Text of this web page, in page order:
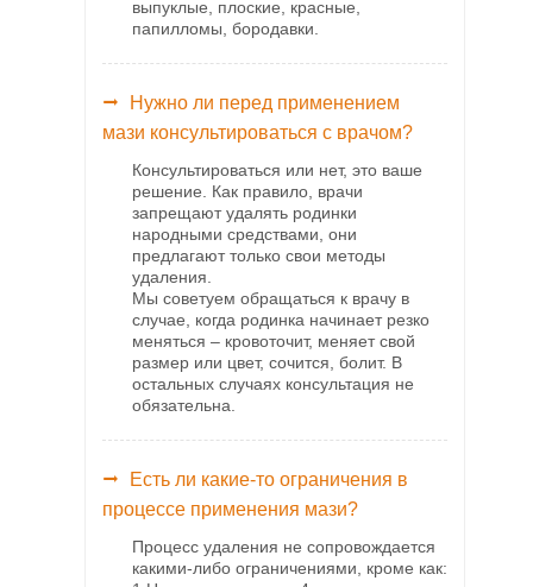
выпуклые, плоские, красные,
папилломы, бородавки.
Нужно ли перед применением
мази консультироваться с врачом?
Консультироваться или нет, это ваше
решение. Как правило, врачи
запрещают удалять родинки
народными средствами, они
предлагают только свои методы
удаления.
Мы советуем обращаться к врачу в
случае, когда родинка начинает резко
меняться – кровоточит, меняет свой
размер или цвет, сочится, болит. В
остальных случаях консультация не
обязательна.
Есть ли какие-то ограничения в
процессе применения мази?
Процесс удаления не сопровождается
какими-либо ограничениями, кроме как: